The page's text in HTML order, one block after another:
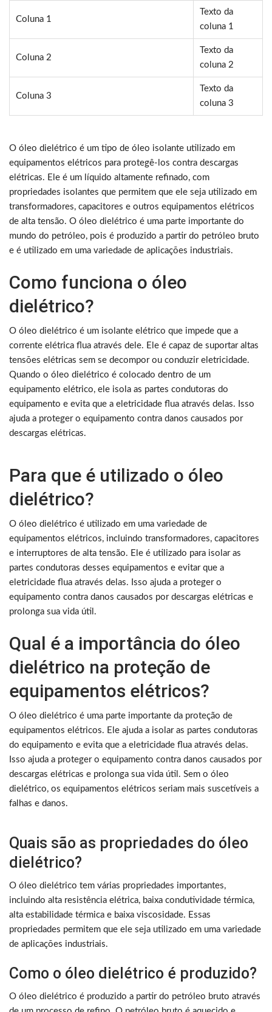
Coluna 1
Texto da
coluna 1
Coluna 2
Texto da
coluna 2
Coluna 3
Texto da
coluna 3
O óleo dielétrico é um tipo de óleo isolante utilizado em
equipamentos elétricos para protegê-los contra descargas
elétricas. Ele é um líquido altamente refinado, com
propriedades isolantes que permitem que ele seja utilizado em
transformadores, capacitores e outros equipamentos elétricos
de alta tensão. O óleo dielétrico é uma parte importante do
mundo do petróleo, pois é produzido a partir do petróleo bruto
e é utilizado em uma variedade de aplicações industriais.
Como funciona o óleo
dielétrico?
O óleo dielétrico é um isolante elétrico que impede que a
corrente elétrica flua através dele. Ele é capaz de suportar altas
tensões elétricas sem se decompor ou conduzir eletricidade.
Quando o óleo dielétrico é colocado dentro de um
equipamento elétrico, ele isola as partes condutoras do
equipamento e evita que a eletricidade flua através delas. Isso
ajuda a proteger o equipamento contra danos causados por
descargas elétricas.
Para que é utilizado o óleo
dielétrico?
O óleo dielétrico é utilizado em uma variedade de
equipamentos elétricos, incluindo transformadores, capacitores
e interruptores de alta tensão. Ele é utilizado para isolar as
partes condutoras desses equipamentos e evitar que a
eletricidade flua através delas. Isso ajuda a proteger o
equipamento contra danos causados por descargas elétricas e
prolonga sua vida útil.
Qual é a importância do óleo
dielétrico na proteção de
equipamentos elétricos?
O óleo dielétrico é uma parte importante da proteção de
equipamentos elétricos. Ele ajuda a isolar as partes condutoras
do equipamento e evita que a eletricidade flua através delas.
Isso ajuda a proteger o equipamento contra danos causados por
descargas elétricas e prolonga sua vida útil. Sem o óleo
dielétrico, os equipamentos elétricos seriam mais suscetíveis a
falhas e danos.
Quais são as propriedades do óleo
dielétrico?
O óleo dielétrico tem várias propriedades importantes,
incluindo alta resistência elétrica, baixa condutividade térmica,
alta estabilidade térmica e baixa viscosidade. Essas
propriedades permitem que ele seja utilizado em uma variedade
de aplicações industriais.
Como o óleo dielétrico é produzido?
O óleo dielétrico é produzido a partir do petróleo bruto através